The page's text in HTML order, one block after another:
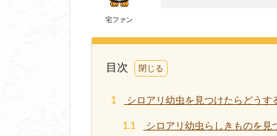
宅ファン
目次
1 シロアリ幼虫を見つけたらどうす
1.1 シロアリ幼虫らしきものを見